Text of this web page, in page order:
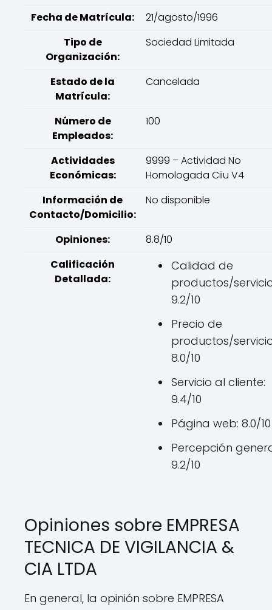
Fecha de Matrícula:
21/agosto/1996
Tipo de
Organización:
Sociedad Limitada
Estado de la
Matrícula:
Cancelada
Número de
Empleados:
100
Actividades
Económicas:
9999 – Actividad No
Homologada Ciiu V4
Información de
Contacto/Domicilio:
No disponible
Opiniones:
8.8/10
Calificación
Detallada:
Calidad de
productos/
9.2/10
Precio de
productos/
8.0/10
Servicio al cliente:
9.4/10
Página web: 8.0/10
Percepción
9.2/10
Opiniones sobre EMPRESA
TECNICA DE VIGILANCIA &
CIA LTDA
En general, la opinión sobre EMPRESA